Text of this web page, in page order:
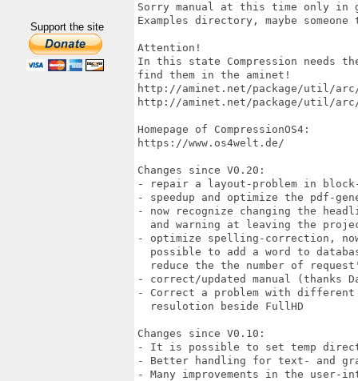
Support the site
Sorry manual at this time only in
Examples directory, maybe
Attention!
In this state Compression needs
find them in the aminet!
http://aminet.net/package/util/
http://aminet.net/package/util/
Homepage of CompressionOS4:
https://www.os4welt.de/
Changes since V0.20:
- repair a layout-problem in
- speedup and optimize the pdf-
- now recognize changing the
and warning at leaving the
- optimize spelling-correction,
possible to add a word to
reduce the the number of
- correct/updated manual (thanks
- Correct a problem with different
  resulotion beside FullHD
Changes since V0.10:
- It is possible to set temp
- Better handling for text- and
- Many improvements in the user-